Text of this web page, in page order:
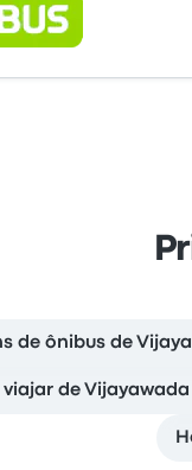
de ônibus de
de